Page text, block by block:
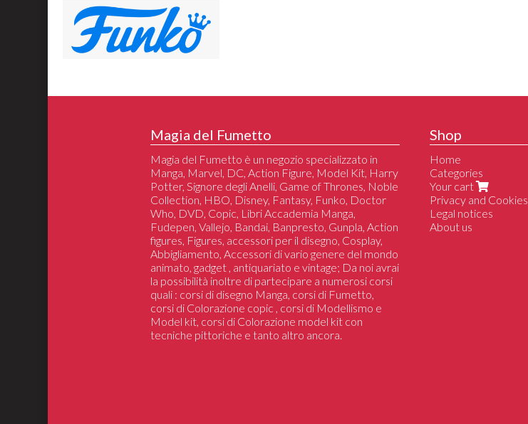
Magia del Fumetto
Magia del Fumetto è un negozio specializzato in
Manga, Marvel, DC, Action Figure, Model Kit, Harry
Potter, Signore degli Anelli, Game of Thrones, Noble
Collection, HBO, Disney, Fantasy, Funko, Doctor
Who, DVD, Copic, Libri Accademia Manga,
Fudepen, Vallejo, Bandai, Banpresto, Gunpla, Action
figures, Figures, accessori per il disegno, Cosplay,
Abbigliamento, Accessori di vario genere del mondo
animato, gadget , antiquariato e vintage; Da noi avrai
la possibilità inoltre di partecipare a numerosi corsi
quali : corsi di disegno Manga, corsi di Fumetto,
corsi di Colorazione copic , corsi di Modellismo e
Model kit, corsi di Colorazione model kit con
tecniche pittoriche e tanto altro ancora.
Shop
Home
Categories
Your cart
Privacy and Cookies
Legal notices
About us